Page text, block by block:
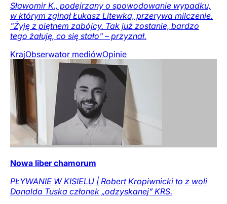
Sławomir K., podejrzany o spowodowanie wypadku,
w którym zginął Łukasz Litewka, przerywa milczenie.
"Żyję z piętnem zabójcy. Tak już zostanie, bardzo
tego żałuję, co się stało" – przyznał.
KrajObserwator mediówOpinie
Nowa liber chamorum
PŁYWANIE W KISIELU | Robert Kropiwnicki to z woli
Donalda Tuska członek „odzyskanej” KRS.